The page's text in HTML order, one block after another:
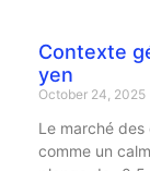
Contexte
yen
October 24, 2025
Le marché
comme un